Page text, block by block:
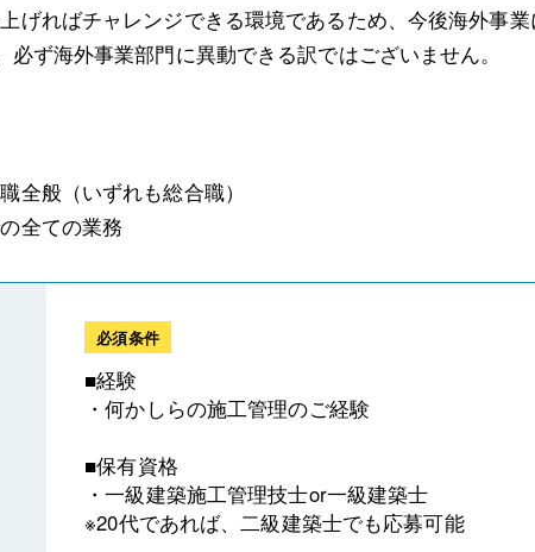
げればチャレンジできる環境であるため、今後海外事業
ず海外事業部門に異動できる訳ではございません。
全般（いずれも総合職）
全ての業務
必須条件
■経験
・何かしらの施工管理のご経験
■保有資格
・一級建築施工管理技士or一級建築士
※20代であれば、二級建築士でも応募可能